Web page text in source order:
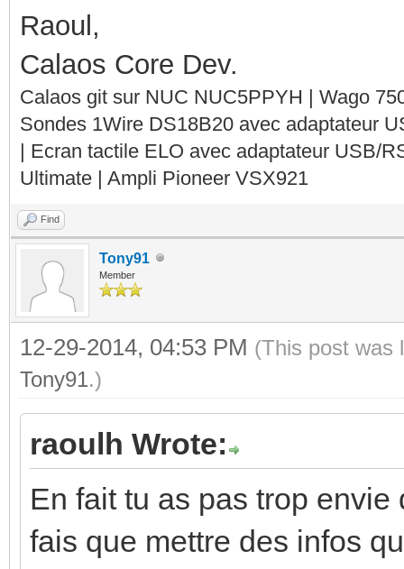
Raoul,
Calaos Core Dev.
Calaos git sur NUC NUC5PPYH | Wago
Sondes 1Wire DS18B20 avec adaptateur
| Ecran tactile ELO avec adaptateur USB/
Ultimate | Ampli Pioneer VSX921
Find
Tony91
Member
12-29-2014, 04:53 PM (This post was
Tony91.)
raoulh Wrote:
En fait tu as pas trop
fais que mettre des infos